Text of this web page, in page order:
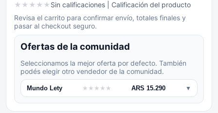
★ ★ ★ ★ ★Sin calificaciones | Calificación del producto
Revisa el carrito para confirmar envío, totales finales y
pasar al checkout seguro.
Ofertas de la comunidad
Seleccionamos la mejor oferta por defecto. También
podés elegir otro vendedor de la comunidad.
Mundo Lety ★ ★ ★ ★ ★ ARS 15.290 ▼